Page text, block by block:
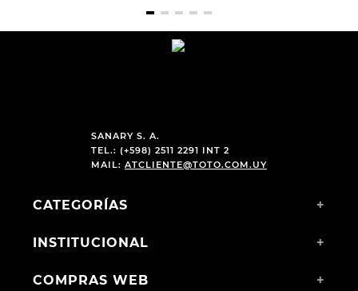
SANARY S. A.
TEL.: (+598) 2511 2291 INT 2
MAIL: ATCLIENTE@TOTO.COM.UY
CATEGORÍAS +
INSTITUCIONAL +
COMPRAS WEB +